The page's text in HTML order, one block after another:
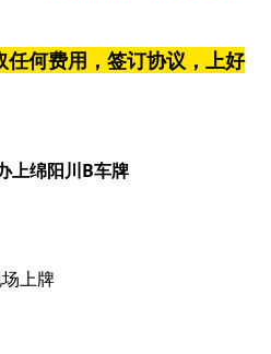
何费用，签订协议，上好
上绵阳川B车牌
上牌